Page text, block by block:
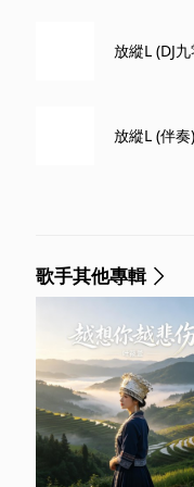
放縱L (DJ
放縱L (伴奏)
歌手其他專輯